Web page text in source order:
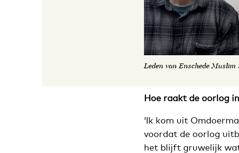
Leden van Enschede
Hoe raakt de oorlog
‘Ik kom uit
voordat de oorlog
het blijft gruwelijk